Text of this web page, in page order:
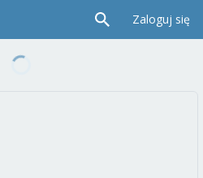
Zaloguj się